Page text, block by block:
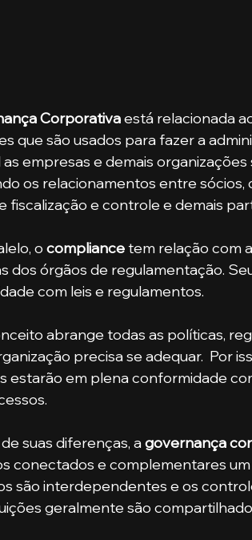
Corporativa está relacionada
que são usados para fazer a
empresas e demais
os relacionamentos entre sócios,
fiscalização e controle e demais
o
compliance tem relação com
dos órgãos de regulamentação.
com leis e regulamentos.
precisa se adequar.  Por
estarão em plena conformidade
de suas diferenças, a
governança
conectados e complementares
são interdependentes e os
geralmente são